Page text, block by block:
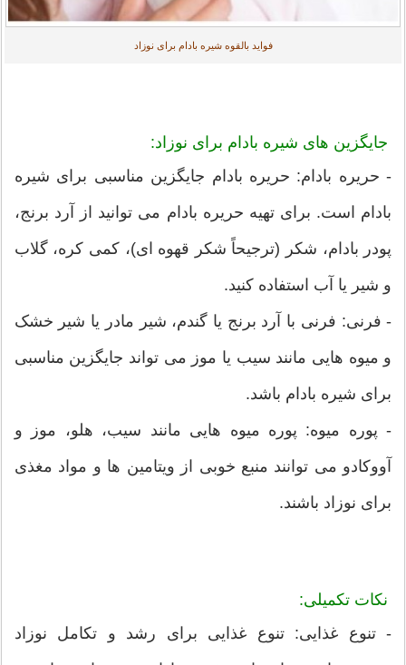
فواید بالقوه شیره بادام برای نوزاد
جایگزین های شیره بادام برای نوزاد:
- حریره بادام: حریره بادام جایگزین مناسبی برای شیره
بادام است. برای تهیه حریره بادام می توانید از آرد برنج،
پودر بادام، شکر (ترجیحاً شکر قهوه ای)، کمی کره، گلاب
و شیر یا آب استفاده کنید.
- فرنی: فرنی با آرد برنج یا گندم، شیر مادر یا شیر خشک
و میوه هایی مانند سیب یا موز می تواند جایگزین مناسبی
برای شیره بادام باشد.
- پوره میوه: پوره میوه هایی مانند سیب، هلو، موز و
آووکادو می توانند منبع خوبی از ویتامین ها و مواد مغذی
برای نوزاد باشند.
نکات تکمیلی:
- تنوع غذایی: تنوع غذایی برای رشد و تکامل نوزاد